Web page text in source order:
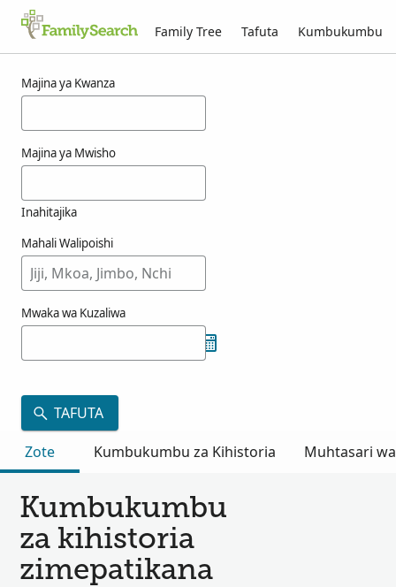
Family Tree Tafuta Kumbukumbu
Majina ya Kwanza
Majina ya Mwisho
Inahitajika
Mahali Walipoishi
Mwaka wa Kuzaliwa
TAFUTA
Zote
Kumbukumbu za Kihistoria Muhtasari
Kumbukumbu
za kihistoria
zimepatikana